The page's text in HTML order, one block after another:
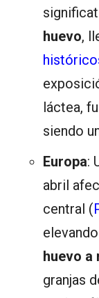
huevo,
láctea,
siendo
Europa:
abril
central (
huevo a
granjas